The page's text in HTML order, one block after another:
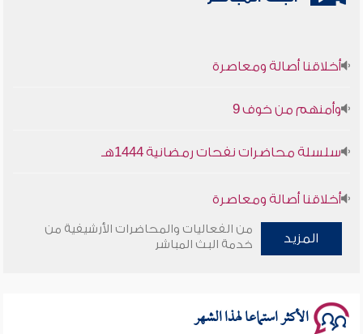
أخلاقنا أصالة ومعاصرة
وأمنهم من خوف 9
سلسلة محاضرات نفحات رمضانية 1444هـ
أخلاقنا أصالة ومعاصرة
وأمنهم من خوف 9
المزيد
من الفعاليات والمحاضرات الأرشيفية من
خدمة البث المباشر
الأكثر استماعا لهذا الشهر